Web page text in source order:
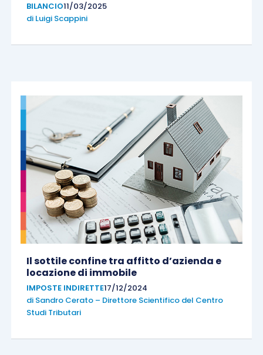
BILANCIO11/03/2025
di Luigi Scappini
Il sottile confine tra affitto d’azienda e
locazione di immobile
IMPOSTE INDIRETTE17/12/2024
di Sandro Cerato – Direttore Scientifico del Centro
Studi Tributari